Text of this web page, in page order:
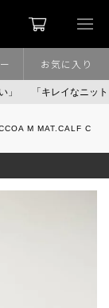
レイなニット」 ポ
お気に入り
M MAT.CALF C